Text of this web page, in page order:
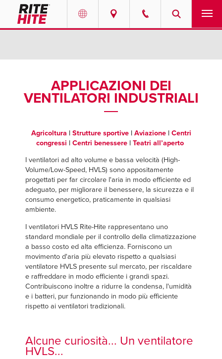
English
EUROPE
English
Deutsch
Français
Italiano
Dutch
ASIA PACIFIC
中文
SOLUZIONI
DOCUMENTAZIONE
LAVORA CON NOI
TROVA UN RAPPRESENTANTE
+39 (0) 236714370
APPLICAZIONI DEI
VENTILATORI INDUSTRIALI
Agricoltura | Strutture sportive| Aviazione| Centri
congressi | Centri benessere | Teatri all’aperto
I ventilatori ad alto volume e bassa velocità (High-
Volume/Low-Speed, HVLS) sono appositamente
progettati per far circolare l'aria in modo efficiente ed
adeguato, per migliorare il benessere, la sicurezza e il
consumo energetico, praticamente in qualsiasi
ambiente.
I ventilatori HVLS Rite-Hite rappresentano uno
standard mondiale per il controllo della climatizzazione
a basso costo ed alta efficienza. Forniscono un
movimento d'aria più elevato rispetto a qualsiasi
ventilatore HVLS presente sul mercato, per riscaldare
e raffreddare in modo efficiente i grandi spazi.
Contribuiscono inoltre a ridurre la condensa, l'umidità
e i batteri, pur funzionando in modo più efficiente
rispetto ai ventilatori tradizionali.
Alcune curiosità... Un ventilatore
HVLS...